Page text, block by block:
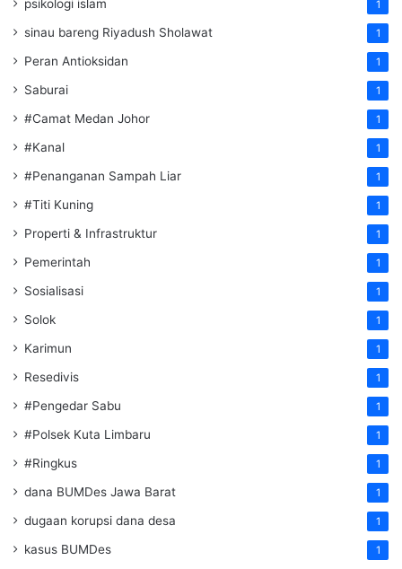
psikologi islam 1
sinau bareng Riyadush Sholawat 1
Peran Antioksidan 1
Saburai 1
#Camat Medan Johor 1
#Kanal 1
#Penanganan Sampah Liar 1
#Titi Kuning 1
Properti & Infrastruktur 1
Pemerintah 1
Sosialisasi 1
Solok 1
Karimun 1
Resedivis 1
#Pengedar Sabu 1
#Polsek Kuta Limbaru 1
#Ringkus 1
dana BUMDes Jawa Barat 1
dugaan korupsi dana desa 1
kasus BUMDes 1